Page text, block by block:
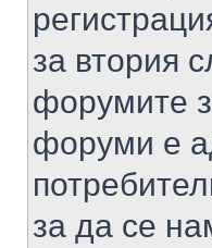
за втория
форумите
форуми е
за да се